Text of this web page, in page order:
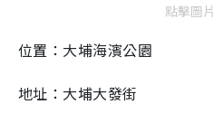
點擊圖
位置：大埔海濱公園
地址：大埔大發街